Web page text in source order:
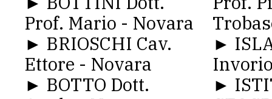
Prof. Mario - Novara
► BRIOSCHI Cav.
Ettore - Novara
► BOTTO Dott.
►
►